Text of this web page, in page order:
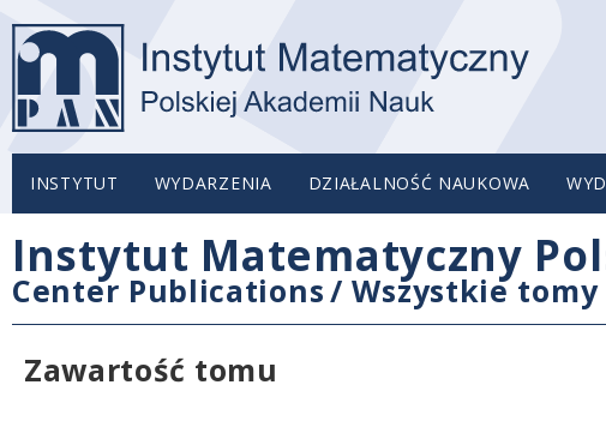
INSTYTUT WYDARZENIA DZIAŁALNOŚĆ NAUKOWA
Instytut Matematyczny
Center Publications/Wszystkie tomy
Zawartość tomu